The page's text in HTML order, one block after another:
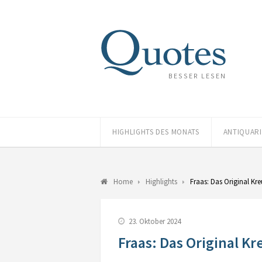
BESSER LESEN
HIGHLIGHTS DES MONATS
Home Highlights Fraas: Das Original
23. Oktober 2024
Fraas: Das Original